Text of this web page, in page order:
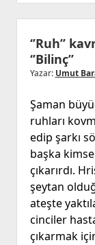
‘’Ruh’’
‘’Bilinç’’
Yazar: Umut
Şaman
ruhları
edip şarkı
başka
çıkarırdı.
şeytan
ateşte
cinciler
çıkarmak